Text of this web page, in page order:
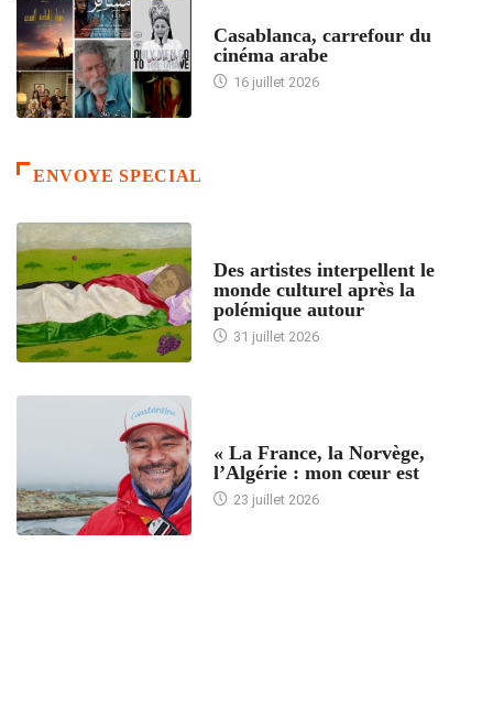
Casablanca, carrefour du
cinéma arabe
16 juillet 2026
ENVOYE SPECIAL
Des artistes interpellent le
monde culturel après la
polémique autour
31 juillet 2026
« La France, la Norvège,
l’Algérie : mon cœur est
23 juillet 2026